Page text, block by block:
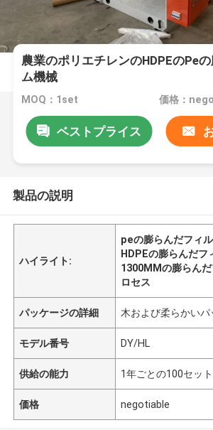
農業のポリエチレンのHDPEのPe
ム機械
MOQ：1set 価格：
ベストプライス
製品の説明
ハイライト:
peの膨らんだフィ
HDPEの膨らんだフ
1300MMの膨らん
ロセス
パッケージの詳細 木および柔らかいパ
モデル番号 DY/HL
供給の能力 1年ごとの100セット
価格 negotiable